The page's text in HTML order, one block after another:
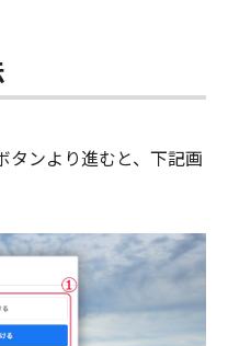
タンより進むと、下記画